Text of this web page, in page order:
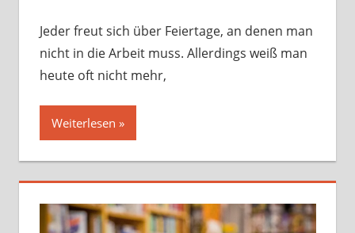
Jeder freut sich über Feiertage, an denen man
nicht in die Arbeit muss. Allerdings weiß man
heute oft nicht mehr,
Weiterlesen